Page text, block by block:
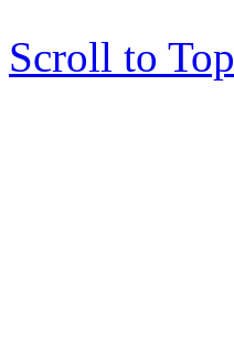
Scroll to Top